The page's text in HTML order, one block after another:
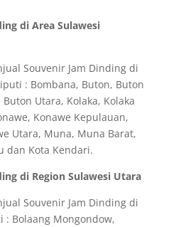
di Area Sulawesi
Souvenir Jam Dinding di
: Bombana, Buton, Buton
Utara, Kolaka, Kolaka
Konawe Kepulauan,
Utara, Muna, Muna Barat,
dan Kota Kendari.
di Region Sulawesi Utara
Souvenir Jam Dinding di
: Bolaang Mongondow,